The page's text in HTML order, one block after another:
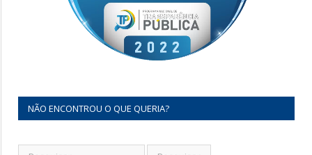
NÃO ENCONTROU O QUE QUERIA?